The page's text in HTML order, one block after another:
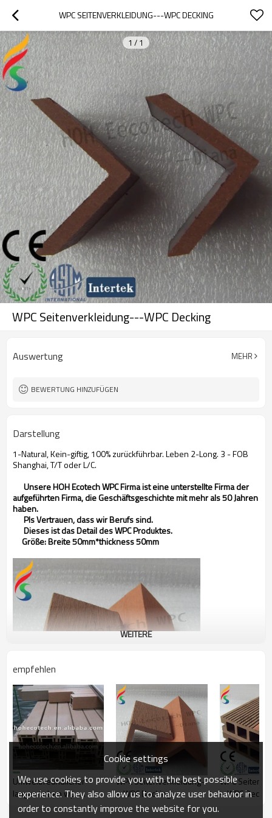
WPC SEITENVERKLEIDUNG---WPC DECKING
1 / 1
WPC Seitenverkleidung---WPC Decking
Auswertung MEHR
BEWERTUNG HINZUFÜGEN
Darstellung
1-Natural, Kein-giftig, 100% zurückführbar. Leben 2-Long. 3 - FOB
Shanghai, T/T oder L/C.
Unsere HOH Ecotech WPC Firma ist eine unterstellte Firma der
aufgeführten Firma, die Geschäftsgeschichte mit mehr als 50 Jahren
haben.
Pls Vertrauen, dass wir Berufs sind.
Dieses ist das Detail des WPC Produktes.
Größe: Breite 50mm*thickness 50mm
WEITERE
empfehlen
Umweltfreundlicher
langes Leben wpc
Pfosten (für Zaun,
WPC Seitenverkleidung-
--WPC Decking
WPC
--WPC
Cookie settings
We use cookies to provide you with the best possible
experience. They also allow us to analyze user behavior in
order to constantly improve the website for you.